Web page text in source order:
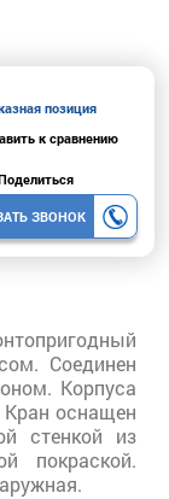
позиция
к сравнению
ЗВОНОК
Соединен
Корпуса
Кран оснащен
стенкой из
покраской.